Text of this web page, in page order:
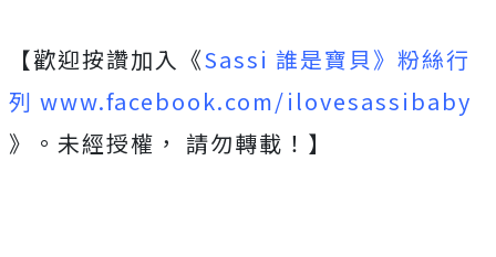
【歡迎按讚加入《Sassi 誰是寶貝》粉絲行
列 www.facebook.com/ilovesassibaby
》。未經授權， 請勿轉載！】